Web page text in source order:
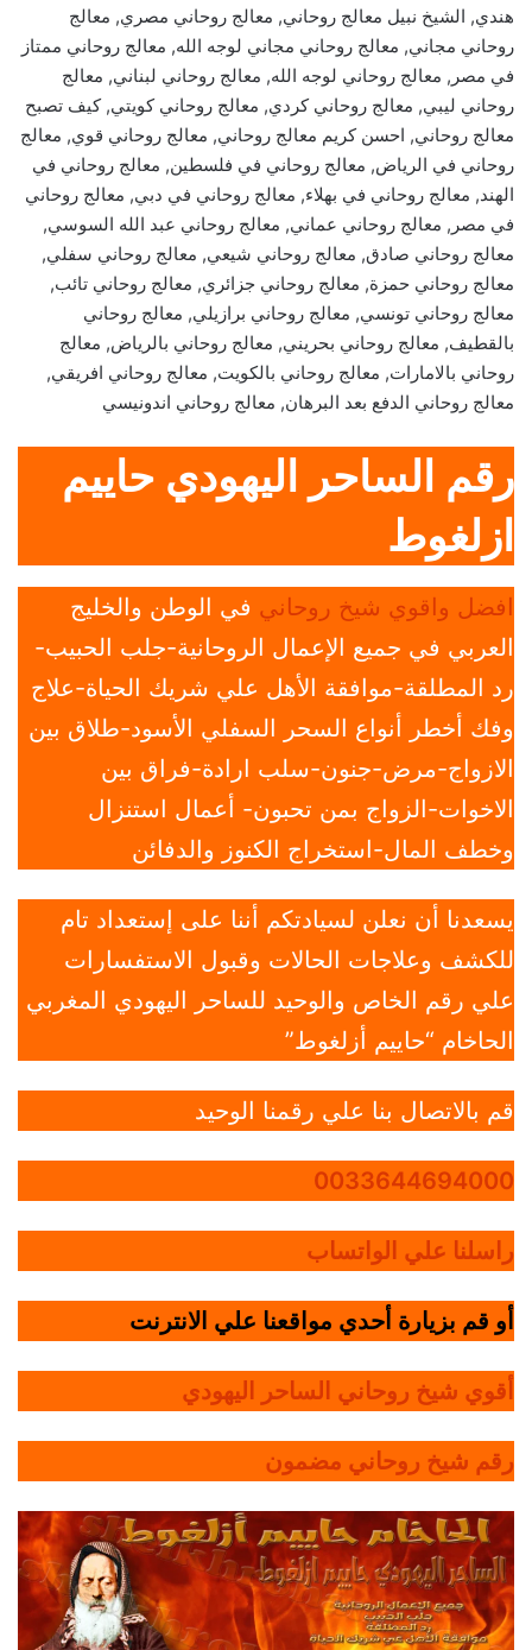
هندي, الشيخ نبيل معالج روحاني, معالج روحاني مصري, معالج
روحاني مجاني, معالج روحاني مجاني لوجه الله, معالج روحاني ممتاز
في مصر, معالج روحاني لوجه الله, معالج روحاني لبناني, معالج
روحاني ليبي, معالج روحاني كردي, معالج روحاني كويتي, كيف تصبح
معالج روحاني, احسن كريم معالج روحاني, معالج روحاني قوي, معالج
روحاني في الرياض, معالج روحاني في فلسطين, معالج روحاني في
الهند, معالج روحاني في بهلاء, معالج روحاني في دبي, معالج روحاني
في مصر, معالج روحاني عماني, معالج روحاني عبد الله السوسي,
معالج روحاني صادق, معالج روحاني شيعي, معالج روحاني سفلي,
معالج روحاني حمزة, معالج روحاني جزائري, معالج روحاني تائب,
معالج روحاني تونسي, معالج روحاني برازيلي, معالج روحاني
بالقطيف, معالج روحاني بحريني, معالج روحاني بالرياض, معالج
روحاني بالامارات, معالج روحاني بالكويت, معالج روحاني افريقي,
معالج روحاني الدفع بعد البرهان, معالج روحاني اندونيسي
رقم الساحر اليهودي حاييم
ازلغوط
افضل واقوي شيخ روحاني في الوطن والخليج
العربي في جميع الإعمال الروحانية-جلب الحبيب-
رد المطلقة-موافقة الأهل علي شريك الحياة-علاج
وفك أخطر أنواع السحر السفلي الأسود-طلاق بين
الازواج-مرض-جنون-سلب ارادة-فراق بين
الاخوات-الزواج بمن تحبون- أعمال استنزال
وخطف المال-استخراج الكنوز والدفائن
يسعدنا أن نعلن لسيادتكم أننا على إستعداد تام
للكشف وعلاجات الحالات وقبول الاستفسارات
علي رقم الخاص والوحيد للساحر اليهودي المغربي
الحاخام “حاييم أزلغوط”
قم بالاتصال بنا علي رقمنا الوحيد
0033644694000
راسلنا علي الواتساب
أو قم بزيارة أحدي مواقعنا علي الانترنت
أقوي شيخ روحاني الساحر اليهودي
رقم شيخ روحاني مضمون